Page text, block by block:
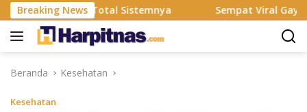
Langsung
ke
konten
Breaking News
Rombak Total Sistemnya Sempat Viral Gaya ASI
Beranda Kesehatan
Kesehatan